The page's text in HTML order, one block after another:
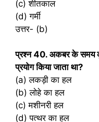
(c) शीतकाल
(d) गर्मी
उत्तर- (b)
प्रश्‍न 40. अकबर के समय
प्रयोग किया जाता था?
(a) लकड़ी का हल
(b) लोहे का हल
(c) मशीनरी हल
(d) पत्थर का हल